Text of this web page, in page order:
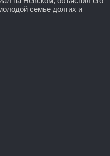
семье долгих и